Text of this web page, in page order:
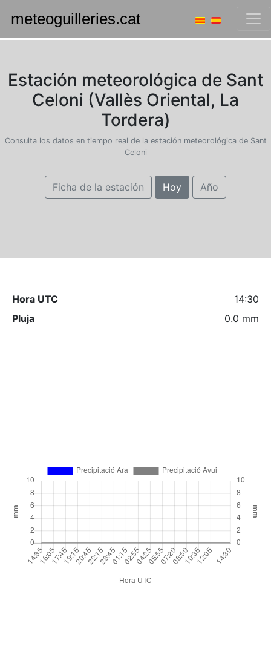
Estación meteorológica de Sant
Celoni (Vallès Oriental, La
Tordera)
Consulta los datos en tiempo real de la estación meteorológica de Sant
Celoni
Ficha de la estación Hoy Año
Hora UTC
14:30
Pluja
0.0 mm